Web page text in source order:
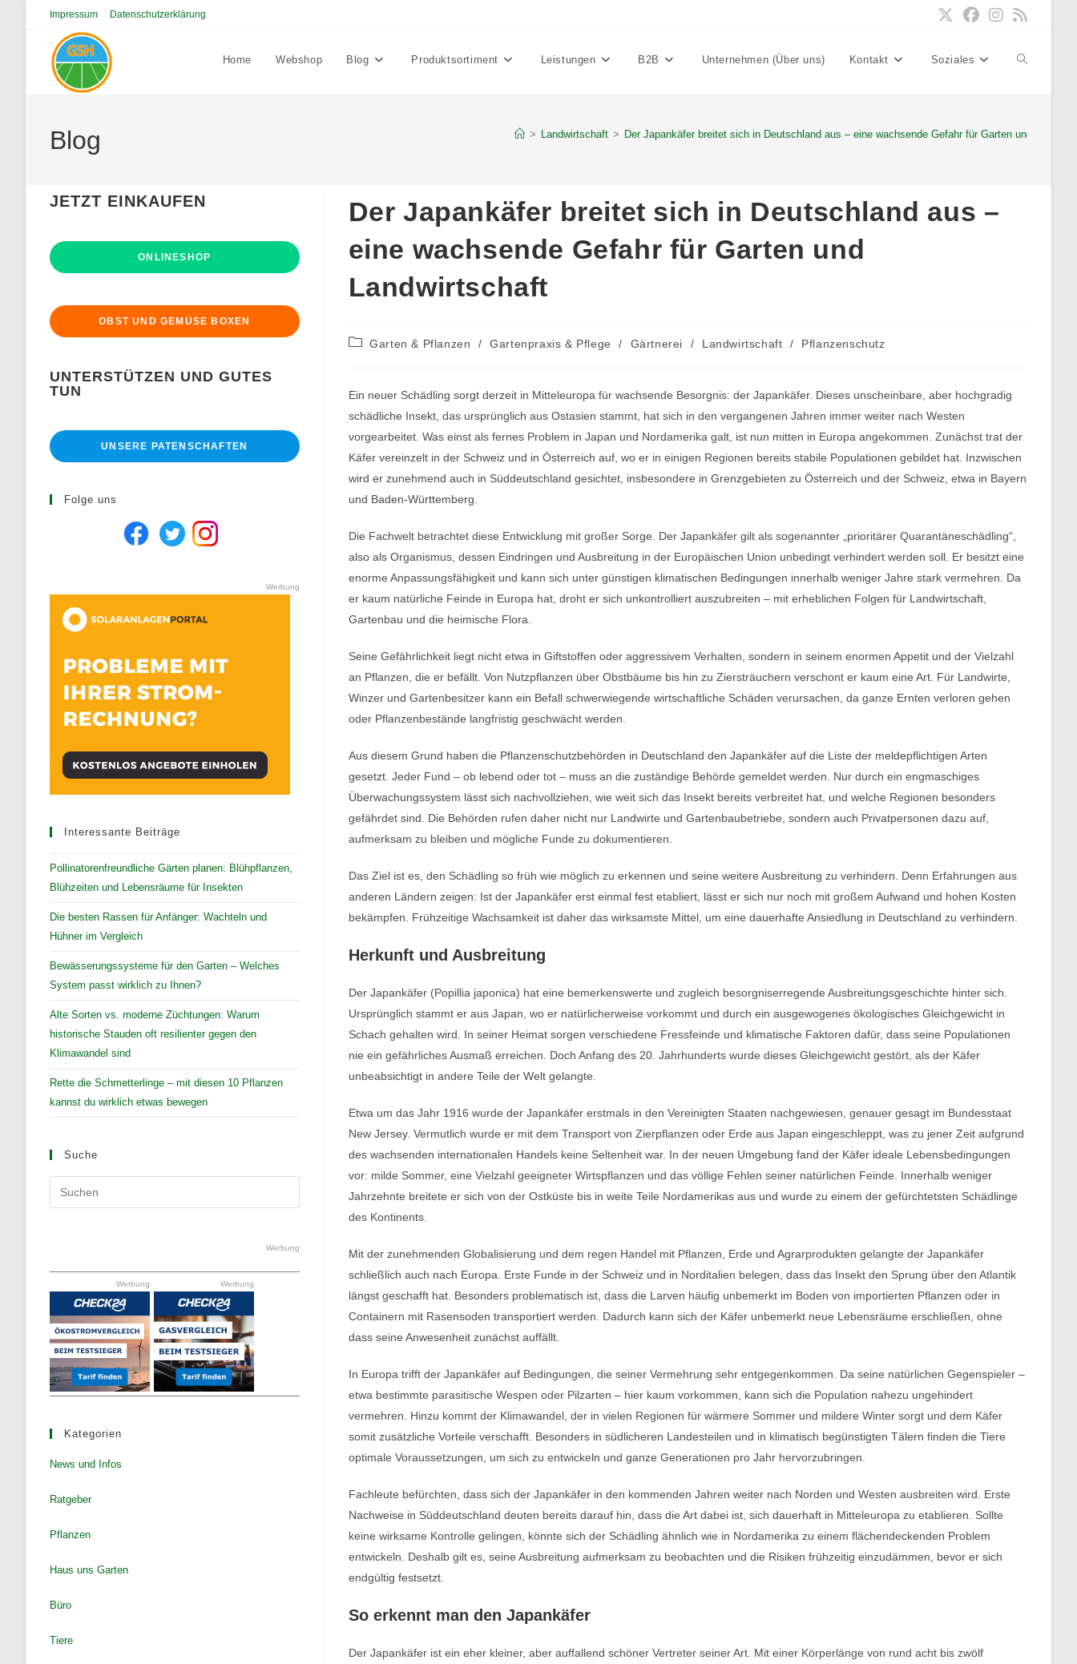
Impressum Datenschutzerklärung
Home Webshop Blog Produktsortiment Leistungen B2B Unternehmen (Über uns) Kontakt Soziales Website-
Blog > Landwirtschaft > Der Japankäfer breitet sich in Deutschland aus – eine wachsende Gefahr für Garten und
Der Japankäfer breitet sich in Deutschland aus –
eine wachsende Gefahr für Garten und
Landwirtschaft
Beitrags-
Garten & Pflanzen / Gartenpraxis & Pflege / Gärtnerei / Landwirtschaft / Pflanzenschutz
Ein neuer Schädling sorgt derzeit in Mitteleuropa für wachsende Besorgnis: der Japankäfer. Dieses unscheinbare, aber hochgradig
schädliche Insekt, das ursprünglich aus Ostasien stammt, hat sich in den vergangenen Jahren immer weiter nach Westen
vorgearbeitet. Was einst als fernes Problem in Japan und Nordamerika galt, ist nun mitten in Europa angekommen. Zunächst trat der
Käfer vereinzelt in der Schweiz und in Österreich auf, wo er in einigen Regionen bereits stabile Populationen gebildet hat. Inzwischen
wird er zunehmend auch in Süddeutschland gesichtet, insbesondere in Grenzgebieten zu Österreich und der Schweiz, etwa in Bayern
und Baden-Württemberg.
Die Fachwelt betrachtet diese Entwicklung mit großer Sorge. Der Japankäfer gilt als sogenannter „prioritärer Quarantäneschädling“,
also als Organismus, dessen Eindringen und Ausbreitung in der Europäischen Union unbedingt verhindert werden soll. Er besitzt eine
enorme Anpassungsfähigkeit und kann sich unter günstigen klimatischen Bedingungen innerhalb weniger Jahre stark vermehren. Da
er kaum natürliche Feinde in Europa hat, droht er sich unkontrolliert auszubreiten – mit erheblichen Folgen für Landwirtschaft,
Gartenbau und die heimische Flora.
Seine Gefährlichkeit liegt nicht etwa in Giftstoffen oder aggressivem Verhalten, sondern in seinem enormen Appetit und der Vielzahl
an Pflanzen, die er befällt. Von Nutzpflanzen über Obstbäume bis hin zu Ziersträuchern verschont er kaum eine Art. Für Landwirte,
Winzer und Gartenbesitzer kann ein Befall schwerwiegende wirtschaftliche Schäden verursachen, da ganze Ernten verloren gehen
oder Pflanzenbestände langfristig geschwächt werden.
Aus diesem Grund haben die Pflanzenschutzbehörden in Deutschland den Japankäfer auf die Liste der meldepflichtigen Arten
gesetzt. Jeder Fund – ob lebend oder tot – muss an die zuständige Behörde gemeldet werden. Nur durch ein engmaschiges
Überwachungssystem lässt sich nachvollziehen, wie weit sich das Insekt bereits verbreitet hat, und welche Regionen besonders
gefährdet sind. Die Behörden rufen daher nicht nur Landwirte und Gartenbaubetriebe, sondern auch Privatpersonen dazu auf,
aufmerksam zu bleiben und mögliche Funde zu dokumentieren.
Das Ziel ist es, den Schädling so früh wie möglich zu erkennen und seine weitere Ausbreitung zu verhindern. Denn Erfahrungen aus
anderen Ländern zeigen: Ist der Japankäfer erst einmal fest etabliert, lässt er sich nur noch mit großem Aufwand und hohen Kosten
bekämpfen. Frühzeitige Wachsamkeit ist daher das wirksamste Mittel, um eine dauerhafte Ansiedlung in Deutschland zu verhindern.
Herkunft und Ausbreitung
Der Japankäfer (Popillia japonica) hat eine bemerkenswerte und zugleich besorgniserregende Ausbreitungsgeschichte hinter sich.
Ursprünglich stammt er aus Japan, wo er natürlicherweise vorkommt und durch ein ausgewogenes ökologisches Gleichgewicht in
Schach gehalten wird. In seiner Heimat sorgen verschiedene Fressfeinde und klimatische Faktoren dafür, dass seine Populationen
nie ein gefährliches Ausmaß erreichen. Doch Anfang des 20. Jahrhunderts wurde dieses Gleichgewicht gestört, als der Käfer
unbeabsichtigt in andere Teile der Welt gelangte.
Etwa um das Jahr 1916 wurde der Japankäfer erstmals in den Vereinigten Staaten nachgewiesen, genauer gesagt im Bundesstaat
New Jersey. Vermutlich wurde er mit dem Transport von Zierpflanzen oder Erde aus Japan eingeschleppt, was zu jener Zeit aufgrund
des wachsenden internationalen Handels keine Seltenheit war. In der neuen Umgebung fand der Käfer ideale Lebensbedingungen
vor: milde Sommer, eine Vielzahl geeigneter Wirtspflanzen und das völlige Fehlen seiner natürlichen Feinde. Innerhalb weniger
Jahrzehnte breitete er sich von der Ostküste bis in weite Teile Nordamerikas aus und wurde zu einem der gefürchtetsten Schädlinge
des Kontinents.
Mit der zunehmenden Globalisierung und dem regen Handel mit Pflanzen, Erde und Agrarprodukten gelangte der Japankäfer
schließlich auch nach Europa. Erste Funde in der Schweiz und in Norditalien belegen, dass das Insekt den Sprung über den Atlantik
längst geschafft hat. Besonders problematisch ist, dass die Larven häufig unbemerkt im Boden von importierten Pflanzen oder in
Containern mit Rasensoden transportiert werden. Dadurch kann sich der Käfer unbemerkt neue Lebensräume erschließen, ohne
dass seine Anwesenheit zunächst auffällt.
In Europa trifft der Japankäfer auf Bedingungen, die seiner Vermehrung sehr entgegenkommen. Da seine natürlichen Gegenspieler –
etwa bestimmte parasitische Wespen oder Pilzarten – hier kaum vorkommen, kann sich die Population nahezu ungehindert
vermehren. Hinzu kommt der Klimawandel, der in vielen Regionen für wärmere Sommer und mildere Winter sorgt und dem Käfer
somit zusätzliche Vorteile verschafft. Besonders in südlicheren Landesteilen und in klimatisch begünstigten Tälern finden die Tiere
optimale Voraussetzungen, um sich zu entwickeln und ganze Generationen pro Jahr hervorzubringen.
Fachleute befürchten, dass sich der Japankäfer in den kommenden Jahren weiter nach Norden und Westen ausbreiten wird. Erste
Nachweise in Süddeutschland deuten bereits darauf hin, dass die Art dabei ist, sich dauerhaft in Mitteleuropa zu etablieren. Sollte
keine wirksame Kontrolle gelingen, könnte sich der Schädling ähnlich wie in Nordamerika zu einem flächendeckenden Problem
entwickeln. Deshalb gilt es, seine Ausbreitung aufmerksam zu beobachten und die Risiken frühzeitig einzudämmen, bevor er sich
endgültig festsetzt.
So erkennt man den Japankäfer
Der Japankäfer ist ein eher kleiner, aber auffallend schöner Vertreter seiner Art. Mit einer Körperlänge von rund acht bis zwölf
JETZT EINKAUFEN
ONLINESHOP
OBST UND GEMÜSE BOXEN
UNTERSTÜTZEN UND GUTES
TUN
UNSERE PATENSCHAFTEN
Folge uns
Werbung
Interessante Beiträge
Pollinatorenfreundliche Gärten planen: Blühpflanzen,
Blühzeiten und Lebensräume für Insekten
Die besten Rassen für Anfänger: Wachteln und
Hühner im Vergleich
Bewässerungssysteme für den Garten – Welches
System passt wirklich zu Ihnen?
Alte Sorten vs. moderne Züchtungen: Warum
historische Stauden oft resilienter gegen den
Klimawandel sind
Rette die Schmetterlinge – mit diesen 10 Pflanzen
kannst du wirklich etwas bewegen
Suche
Escape
close
the
Werbung
Werbung Werbung
Kategorien
News und Infos
Ratgeber
Pflanzen
Haus uns Garten
Büro
Tiere